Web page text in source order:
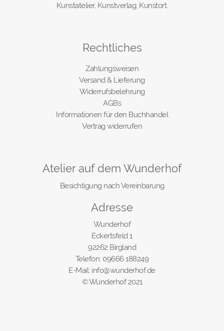
Kunstatelier, Kunstverlag, Kunstort.
Rechtliches
Zahlungsweisen
Versand & Lieferung
Widerrufsbelehrung
AGBs
Informationen für den Buchhandel
Vertrag widerrufen
Atelier auf dem Wunderhof
Besichtigung nach Vereinbarung
Adresse
Wunderhof
Eckertsfeld 1
92262 Birgland
Telefon: 09666 188249
E-Mail: info@wunderhof.de
© Wunderhof 2021